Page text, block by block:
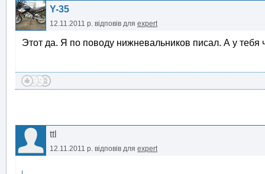
Y-35
12.11.2011 р. відповів для expert
Этот да. Я по поводу нижневальников писал. А у тебя
ttl
12.11.2011 р. відповів для expert